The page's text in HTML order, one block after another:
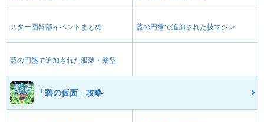
スター団幹部イベントまとめ 藍の円盤で追加された技マシン
藍の円盤で追加された服装・髪型
「碧の仮面」攻略